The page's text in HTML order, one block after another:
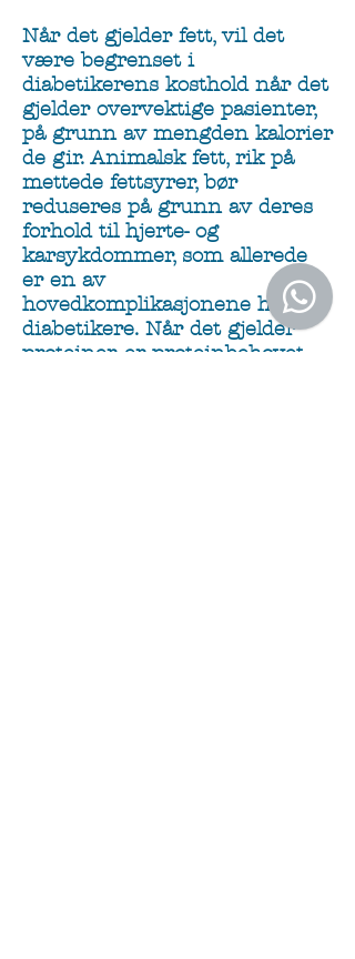
Når det gjelder fett, vil det
være begrenset i
diabetikerens kosthold når det
gjelder overvektige pasienter,
på grunn av mengden kalorier
de gir. Animalsk fett, rik på
mettede fettsyrer, bør
reduseres på grunn av deres
forhold til hjerte- og
karsykdommer, som allerede
er en av
hovedkomplikasjonene hos
diabetikere. Når det gjelder
proteiner, er proteinbehovet